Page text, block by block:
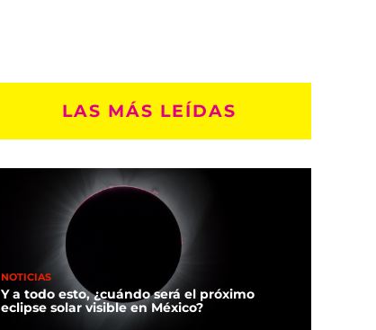
LAS MÁS LEÍDAS
NOTICIAS
Y a todo esto, ¿cuándo será el próximo
eclipse solar visible en México?